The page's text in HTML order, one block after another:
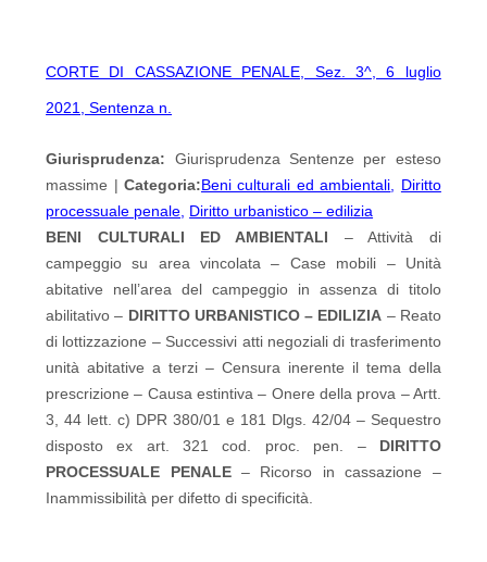
CORTE DI CASSAZIONE PENALE, Sez. 3^, 6 luglio
2021, Sentenza n.
Giurisprudenza: Giurisprudenza Sentenze per esteso
massime |Categoria:Beni culturali ed ambientali
Diritto
processuale penale Diritto urbanistico – edilizia
BENI CULTURALI ED AMBIENTALI – Attività di
campeggio su area vincolata – Case mobili – Unità
abitative nell’area del campeggio in assenza di titolo
abilitativo – DIRITTO URBANISTICO – EDILIZIA – Reato
di lottizzazione – Successivi atti negoziali di trasferimento
unità abitative a terzi – Censura inerente il tema della
prescrizione – Causa estintiva – Onere della prova – Artt.
3, 44 lett. c) DPR 380/01 e 181 Dlgs. 42/04 – Sequestro
disposto ex art. 321 cod. proc. pen. – DIRITTO
PROCESSUALE PENALE– Ricorso in cassazione –
Inammissibilità per difetto di specificità.